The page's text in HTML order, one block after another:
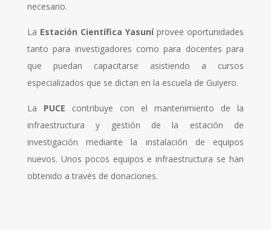
necesario.
La Estación Científica Yasuníprovee oportunidades
tanto para investigadores como para docentes para
que puedan capacitarse asistiendo a cursos
especializados que se dictan en la escuela de Guiyero.
La PUCE contribuye con el mantenimiento de la
infraestructura y gestión de la estación de
investigación mediante la instalación de equipos
nuevos. Unos pocos equipos e infraestructura se han
obtenido a través de donaciones.